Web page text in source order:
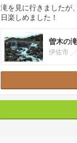
滝を見に行きましたが
日楽しめました！
曽木の
伊佐市